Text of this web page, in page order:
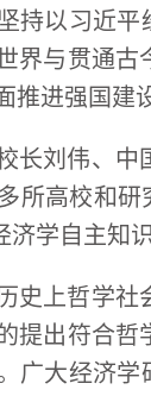
持以习近
界与贯通
推进强国建
长刘伟、
所高校和研
济学自主知
史上哲学
提出符合
广大经济